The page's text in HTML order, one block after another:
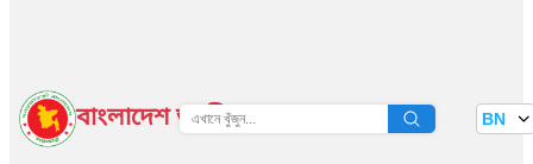
বাংলাদেশ জাতীয় তথ্য বাতায়ন BN